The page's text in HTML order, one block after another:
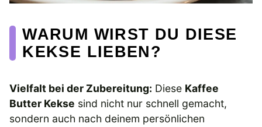
WARUM WIRST DU DIESE
KEKSE LIEBEN?
Vielfalt bei der Zubereitung: Diese Kaffee
Butter Kekse sind nicht nur schnell gemacht,
sondern auch nach deinem persönlichen